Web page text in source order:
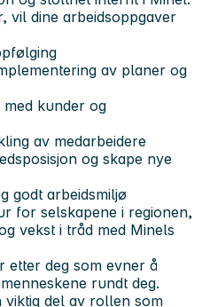
vil dine arbeidsoppgaver
av planer og
kunder og
av medarbeidere
og skape nye
godt arbeidsmiljø
for selskapene i regionen,
vekst i tråd med Minels
deg som evner å
rundt deg.
viktig del av rollen som